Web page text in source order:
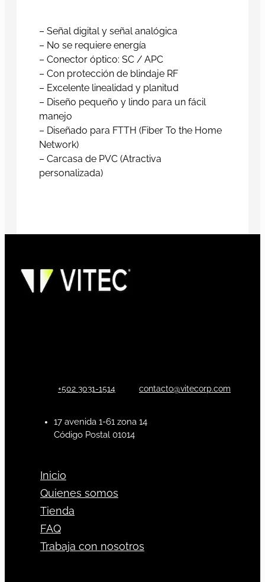
– Señal digital y señal analógica
– No se requiere energía
– Conector óptico: SC / APC
– Con protección de blindaje RF
– Excelente linealidad y planitud
– Diseño pequeño y lindo para un fácil
manejo
– Diseñado para FTTH (Fiber To the Home
Network)
– Carcasa de PVC (Atractiva
personalizada)
+502 3031-1514 contacto@vitecorp.com
17 avenida 1-61 zona 14
Código Postal 01014
Inicio
Quienes somos
Tienda
FAQ
Trabaja con nosotros